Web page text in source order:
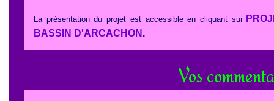
La présentation du projet est accessible en cliquant sur
BASSIN D'ARCACHON .
Vos